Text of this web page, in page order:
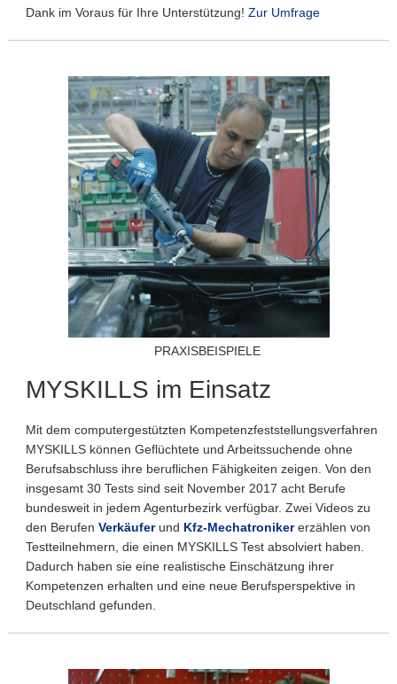
Dank im Voraus für Ihre Unterstützung! Zur Umfrage
PRAXISBEISPIELE
MYSKILLS im Einsatz
Mit dem computergestützten Kompetenzfeststellungsverfahren
MYSKILLS können Geflüchtete und Arbeitssuchende ohne
Berufsabschluss ihre beruflichen Fähigkeiten zeigen. Von den
insgesamt 30 Tests sind seit November 2017 acht Berufe
bundesweit in jedem Agenturbezirk verfügbar. Zwei Videos zu
den Berufen Verkäuferund Kfz-Mechatroniker erzählen von
Testteilnehmern, die einen MYSKILLS Test absolviert haben.
Dadurch haben sie eine realistische Einschätzung ihrer
Kompetenzen erhalten und eine neue Berufsperspektive in
Deutschland gefunden.